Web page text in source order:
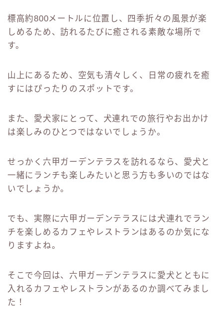
標高約800メートルに位置し、四季折々の風景が楽
しめるため、訪れるたびに癒される素敵な場所で
す。
山上にあるため、空気も清々しく、日常の疲れを癒
すにはぴったりのスポットです。
また、愛犬家にとって、犬連れでの旅行やお出かけ
は楽しみのひとつではないでしょうか。
せっかく六甲ガーデンテラスを訪れるなら、愛犬と
一緒にランチも楽しみたいと思う方も多いのではな
いでしょうか。
でも、実際に六甲ガーデンテラスには犬連れでラン
チを楽しめるカフェやレストランはあるのか気にな
りますよね。
そこで今回は、六甲ガーデンテラスに愛犬とともに
入れるカフェやレストランがあるのか調べてみまし
た！